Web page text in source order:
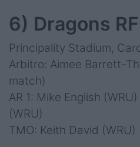
6) Dragons
Principality Stadium,
Arbitro: Aimee Barrett-
match)
AR 1: Mike English
(WRU)
TMO: Keith David (WRU)